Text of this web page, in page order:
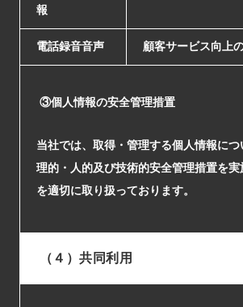
報
電話録音音声 顧客サービス向上
③個人情報の安全管理措置
当社では、取得・管理する個⼈情報に
理的・⼈的及び技術的安全管理措置を実
を適切に取り扱っております。
（４）共同利用